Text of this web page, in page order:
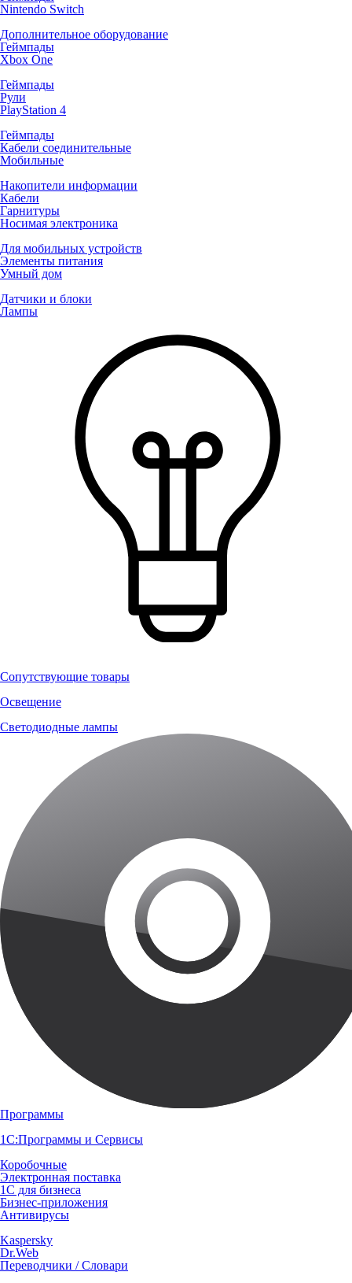
Nintendo Switch
Дополнительное оборудование
Геймпады
Xbox One
Геймпады
Рули
PlayStation 4
Геймпады
Кабели соединительные
Мобильные
Накопители информации
Кабели
Гарнитуры
Носимая электроника
Для мобильных устройств
Элементы питания
Умный дом
Датчики и блоки
Лампы
Сопутствующие товары
Освещение
Светодиодные лампы
Программы
1С:Программы и Сервисы
Коробочные
Электронная поставка
1С для бизнеса
Бизнес-приложения
Антивирусы
Kaspersky
Dr.Web
Переводчики / Словари